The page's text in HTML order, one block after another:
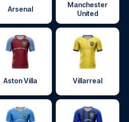
Arsenal
Manchester
United
Aston Villa Villarreal